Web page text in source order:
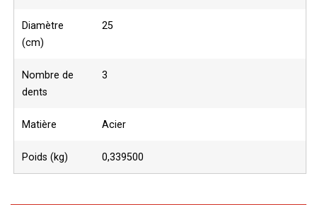
Diamètre
(cm)
25
Nombre de
dents
3
Matière Acier
Poids (kg) 0,339500